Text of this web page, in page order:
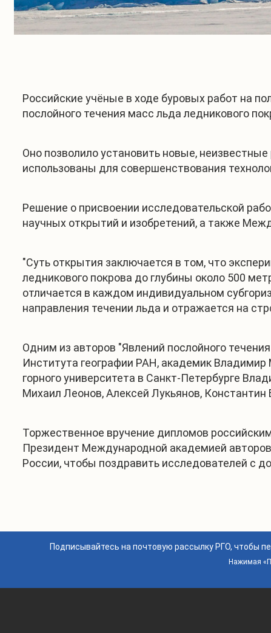
Российские учёные в ходе буровых работ на
послойного течения масс льда ледникового
Оно позволило установить новые,
использованы для совершенствования
Решение о присвоении исследовательской
научных открытий и изобретений, а также
"Суть открытия заключается в том, что
ледникового покрова до глубины около 500
отличается в каждом индивидуальном
направления течении льда и отражается на
Одним из авторов "Явлений послойного
Института географии РАН, академик Владимир
горного университета в Санкт-Петербурге
Михаил Леонов, Алексей Лукьянов,
Торжественное вручение дипломов
Президент Международной академией
России, чтобы поздравить исследователей с
Подписывайтесь на почтовую рассылку РГО, чтобы
Нажимая